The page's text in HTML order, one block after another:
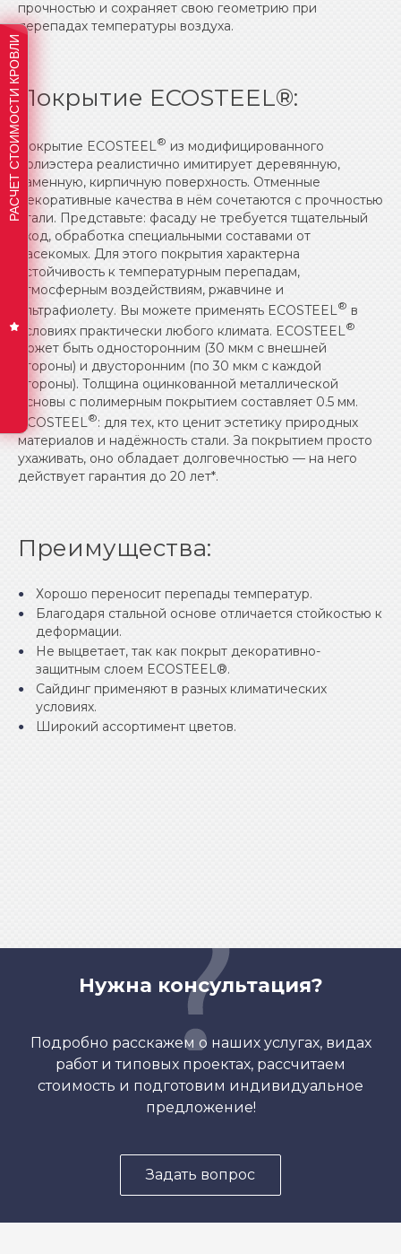
прочностью и сохраняет свою геометрию при
перепадах температуры воздуха.
Покрытие ECOSTEEL®:
Покрытие ECOSTEEL® из модифицированного
полиэстера реалистично имитирует деревянную,
каменную, кирпичную поверхность. Отменные
декоративные качества в нём сочетаются с прочностью
стали. Представьте: фасаду не требуется тщательный
уход, обработка специальными составами от
насекомых. Для этого покрытия характерна
устойчивость к температурным перепадам,
атмосферным воздействиям, ржавчине и
ультрафиолету. Вы можете применять ECOSTEEL® в
условиях практически любого климата. ECOSTEEL ®
может быть односторонним (30 мкм с внешней
стороны) и двусторонним (по 30 мкм с каждой
стороны). Толщина оцинкованной металлической
основы с полимерным покрытием составляет 0.5 мм.
ECOSTEEL®: для тех, кто ценит эстетику природных
материалов и надёжность стали. За покрытием просто
ухаживать, оно обладает долговечностью — на него
действует гарантия до 20 лет*.
Преимущества:
Хорошо переносит перепады температур.
Благодаря стальной основе отличается стойкостью к
деформации.
Не выцветает, так как покрыт декоративно-
защитным слоем ECOSTEEL®.
Сайдинг применяют в разных климатических
условиях.
Широкий ассортимент цветов.
Нужна консультация?
Подробно расскажем о наших услугах, видах
работ и типовых проектах, рассчитаем
стоимость и подготовим индивидуальное
предложение!
Задать вопрос
РАСЧЕТ СТОИМОСТИ КРОВЛИ